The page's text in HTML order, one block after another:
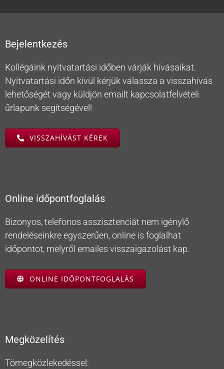
Bejelentkezés
Kollégáink nyitvatartási időben várják hívásaikat.
Nyitvatartási időn kívül kérjük válassza a visszahívás
lehetőségét vagy küldjön emailt kapcsolatfelvételi
űrlapunk segítségével!
VISSZAHÍVÁST KÉREK
Online időpontfoglalás
Bizonyos, telefonos asszisztenciát nem igénylő
rendeléseinkre egyszerűen, online is foglalhat
időpontot, melyről emailes visszaigazolást kap.
ONLINE IDŐPONTFOGLALÁS
Megközelítés
Tömegközlekedéssel: